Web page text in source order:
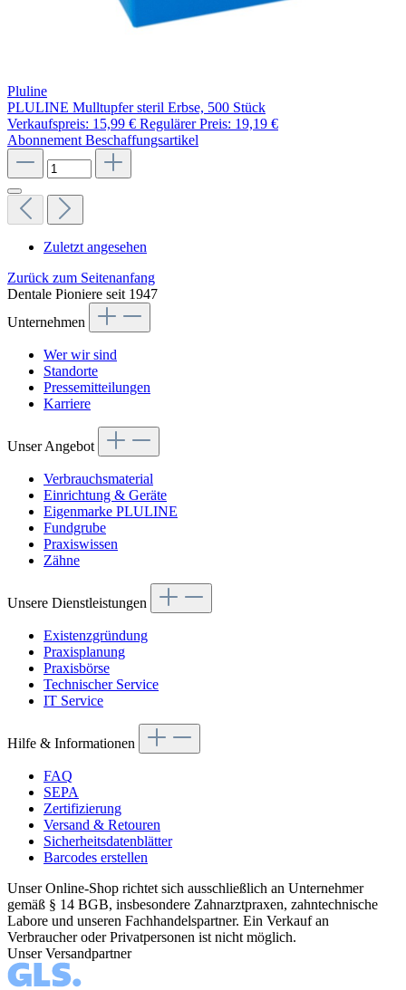
Pluline
PLULINE Mulltupfer steril Erbse, 500 Stück
Verkaufspreis: 15,99 € Regulärer Preis: 19,19 €
Abonnement Beschaffungsartikel
Zuletzt angesehen
Zurück zum Seitenanfang
Dentale Pioniere seit 1947
Unternehmen
Wer wir sind
Standorte
Pressemitteilungen
Karriere
Unser Angebot
Verbrauchsmaterial
Einrichtung & Geräte
Eigenmarke PLULINE
Fundgrube
Praxiswissen
Zähne
Unsere Dienstleistungen
Existenzgründung
Praxisplanung
Praxisbörse
Technischer Service
IT Service
Hilfe & Informationen
FAQ
SEPA
Zertifizierung
Versand & Retouren
Sicherheitsdatenblätter
Barcodes erstellen
Unser Online-Shop richtet sich ausschließlich an Unternehmer
gemäß § 14 BGB, insbesondere Zahnarztpraxen, zahntechnische
Labore und unseren Fachhandelspartner. Ein Verkauf an
Verbraucher oder Privatpersonen ist nicht möglich.
Unser Versandpartner